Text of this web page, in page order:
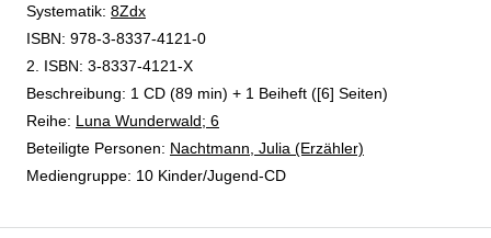
opens in new tab
Diesen Link in neuem Tab öffnen
Systematik: Suche nach dieser Systematik
8Zdx
Suche nach diesem Interessenskreis
ISBN: 978-3-8337-4121-0
2. ISBN: 3-8337-4121-X
Beschreibung: 1 CD (89 min) + 1 Beiheft ([6] Seiten)
Reihe: Luna Wunderwald; 6
Beteiligte Personen: Suche nach dieser Beteiligten Person
Nachtmann, Julia (Erzähler)
Mediengruppe: 10 Kinder/Jugend-CD